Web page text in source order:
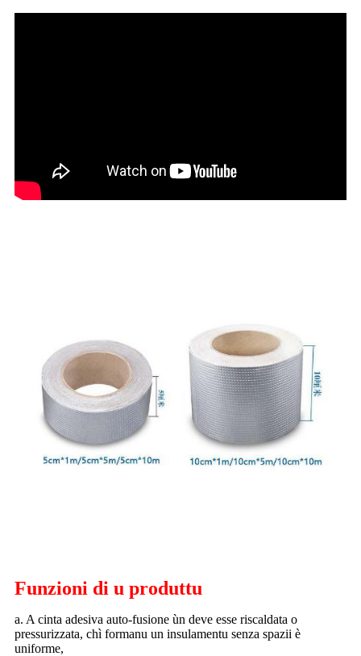
Funzioni di u produttu
a. A cinta adesiva auto-fusione ùn deve esse riscaldata o
pressurizzata, chì formanu un insulamentu senza spazii è
uniforme,